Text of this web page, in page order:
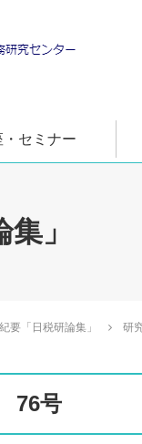
・セミナー
」
要「日税研論集」 研
76号